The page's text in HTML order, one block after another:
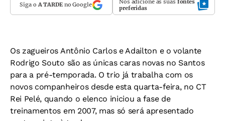
Siga oA TARDEno Google
preferidas
Os zagueiros Antônio Carlos e Adailton e o volante
Rodrigo Souto são as únicas caras novas no Santos
para a pré-temporada. O trio já trabalha com os
novos companheiros desde esta quarta-feira, no CT
Rei Pelé, quando o elenco iniciou a fase de
treinamentos em 2007, mas só será apresentado